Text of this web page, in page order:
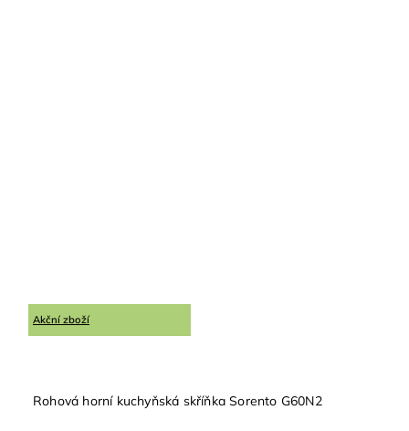
Akční zboží
Rohová horní kuchyňská skříňka Sorento G60N2